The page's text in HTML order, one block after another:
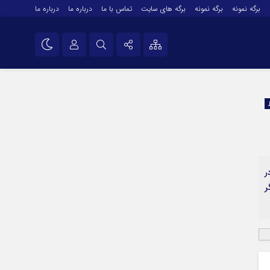
برگه نمونه برگه نمونه برگه های سایت تماس با ما درباره ما درباره ما